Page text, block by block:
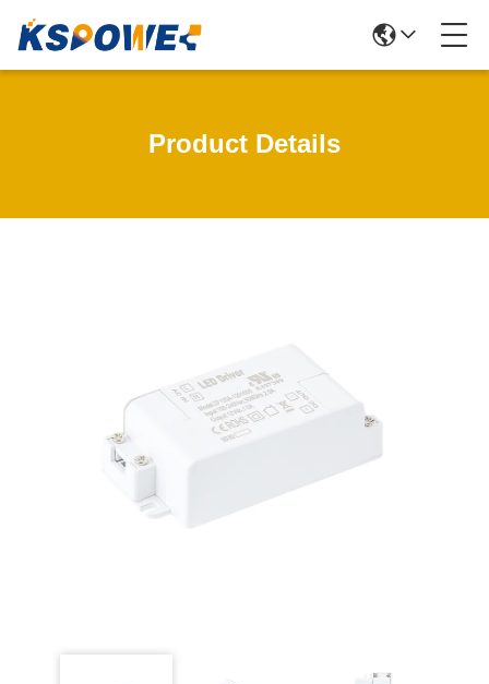
Product Details